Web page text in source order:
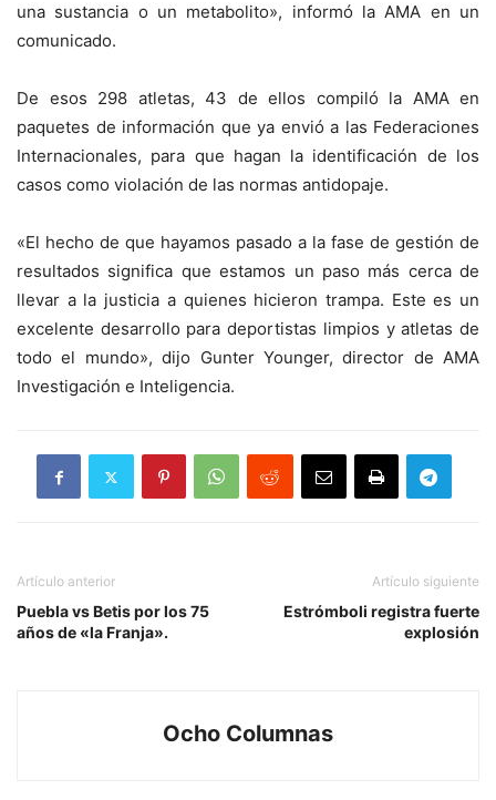
una sustancia o un metabolito», informó la AMA en un
comunicado.
De esos 298 atletas, 43 de ellos compiló la AMA en
paquetes de información que ya envió a las Federaciones
Internacionales, para que hagan la identificación de los
casos como violación de las normas antidopaje.
«El hecho de que hayamos pasado a la fase de gestión de
resultados significa que estamos un paso más cerca de
llevar a la justicia a quienes hicieron trampa. Este es un
excelente desarrollo para deportistas limpios y atletas de
todo el mundo», dijo Gunter Younger, director de AMA
Investigación e Inteligencia.
Artículo anterior
Puebla vs Betis por los 75
años de «la Franja».
Artículo siguiente
Estrómboli registra fuerte
explosión
Ocho Columnas